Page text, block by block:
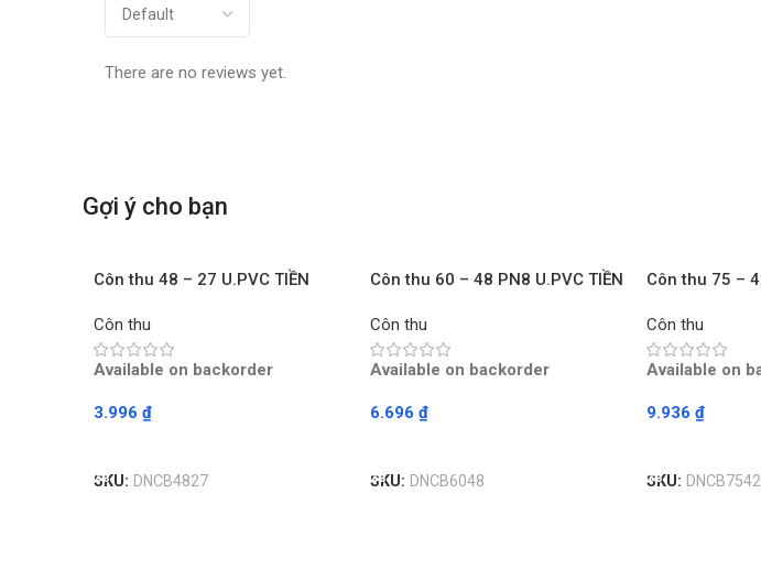
There are no reviews yet.
Gợi ý cho bạn
Côn thu 48 – 27 U.PVC TIỀN
Côn thu
Available on backorder
3.996 ₫
SKU: DNCB4827
Côn thu 60 – 48 PN8 U.PVC TIỀN
Côn thu
Available on backorder
6.696 ₫
SKU: DNCB6048
Côn thu 75 –
Côn thu
Available on
9.936 ₫
SKU: DNCB7542